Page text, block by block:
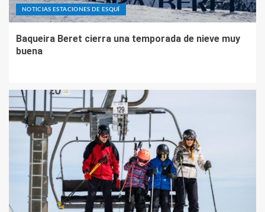
NOTICIAS ESTACIONES DE ESQUÍ
Baqueira Beret cierra una temporada de nieve muy
buena